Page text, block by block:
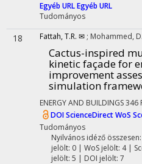
Egyéb URLEgyéb URL
Tudományos
18 Fattah, T.R. ✉ ; Mohammed, D.
Cactus-inspired
kinetic façade for
improvement
simulation
ENERGY AND BUILDINGS346
DOIScienceDirectWoS
Tudományos
Nyilvános idéző
jelölt: 0 | WoS jelölt: 4 |
jelölt: 5 | DOI jelölt: 7